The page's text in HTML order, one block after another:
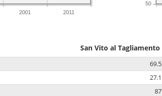
2001 2011
50
San Vito al Tagliamento
69.5
27.1
87